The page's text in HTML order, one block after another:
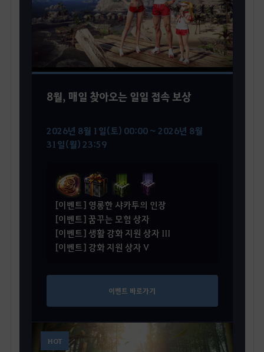
8월, 매일 찾아오는 일일 접속 보상
2026년 8월 1일(토) 00:00 ~ 2026년 8월
31일(월) 23:59
[이벤트] 영롱한 샤카투의 인장
[이벤트] 꿈꾸는 모험 상자
[이벤트] 생활 강화 지원 상자 III
[이벤트] 강화 지원 상자 V
이벤트 바로가기
HOT